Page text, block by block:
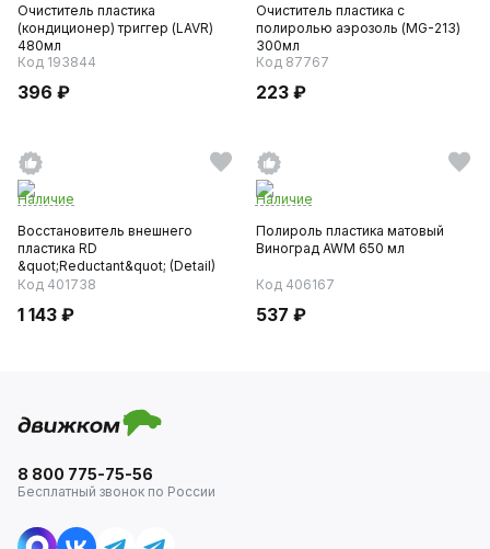
Очиститель пластика
(кондиционер) триггер (LAVR)
480мл
Код 193844
396 ₽
Очиститель пластика с
полиролью аэрозоль (MG-213)
300мл
Код 87767
223 ₽
Наличие
Восстановитель внешнего
пластика RD
&quot;Reductant&quot; (Detail)
250мл
Код 401738
1 143 ₽
Наличие
Полироль пластика матовый
Виноград AWM 650 мл
Код 406167
537 ₽
8 800 775-75-56
Бесплатный звонок по России